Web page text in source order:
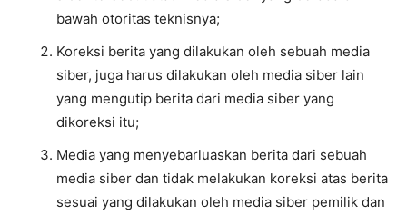
bawah otoritas teknisnya;
Koreksi berita yang dilakukan oleh sebuah media
siber, juga harus dilakukan oleh media siber lain
yang mengutip berita dari media siber yang
dikoreksi itu;
Media yang menyebarluaskan berita dari sebuah
media siber dan tidak melakukan koreksi atas berita
sesuai yang dilakukan oleh media siber pemilik dan